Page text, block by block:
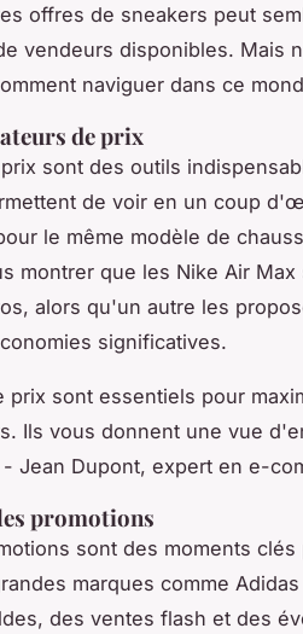
offres de sneakers peut
vendeurs disponibles. Mais
naviguer dans ce
de prix
sont des outils
de voir en un coup
le même modèle de
montrer que les Nike Air Max
alors qu'un autre les
significatives.
prix sont essentiels pour
Ils vous donnent une vue
- Jean Dupont, expert en e-
promotions
sont des moments
marques comme Adidas
des ventes flash et des